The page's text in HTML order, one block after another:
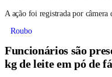
A ação foi registrada por câmera
Roubo
Funcionários são
kg de leite em pó de